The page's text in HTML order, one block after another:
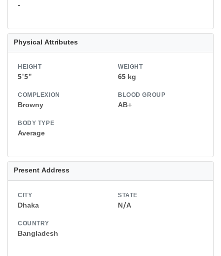
-
Physical Attributes
HEIGHT
5'5"
WEIGHT
65 kg
COMPLEXION
Browny
BLOOD GROUP
AB+
BODY TYPE
Average
Present Address
CITY
Dhaka
STATE
N/A
COUNTRY
Bangladesh